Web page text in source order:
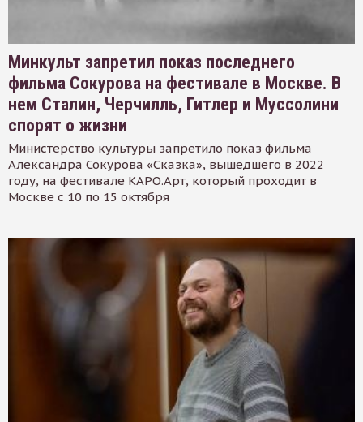
Минкульт запретил показ последнего
фильма Сокурова на фестивале в Москве. В
нем Сталин, Черчилль, Гитлер и Муссолини
спорят о жизни
Министерство культуры запретило показ фильма
Александра Сокурова «Сказка», вышедшего в 2022
году, на фестивале КАРО.Арт, который проходит в
Москве с 10 по 15 октября